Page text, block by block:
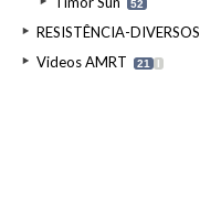
52
RESISTÊNCIA-DIVERSOS
Videos AMRT 21 I